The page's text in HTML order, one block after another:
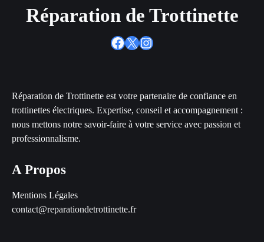
Réparation de Trottinette
Facebook
X Instagram
Réparation de Trottinette est votre partenaire de confiance en
trottinettes électriques. Expertise, conseil et accompagnement :
nous mettons notre savoir-faire à votre service avec passion et
professionnalisme.
A Propos
Mentions Légales
contact@reparationdetrottinette.fr